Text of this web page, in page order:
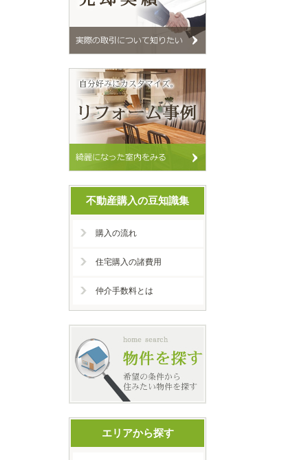
不動産購入の豆知識集
購入の流れ
住宅購入の諸費用
仲介手数料とは
エリアから探す